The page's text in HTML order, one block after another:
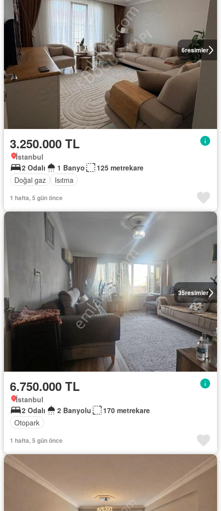
6resimler
3.250.000 TL
İstanbul
2 Odalı
1 Banyo
125 metrekare
Doğal gaz
Isıtma
1 hafta, 5 gün önce
35resimler
6.750.000 TL
İstanbul
2 Odalı
2 Banyolu
170 metrekare
Otopark
1 hafta, 5 gün önce